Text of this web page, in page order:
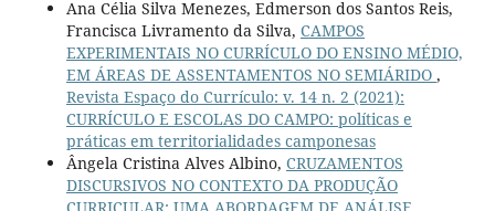
Ana Célia Silva Menezes, Edmerson dos Santos Reis,
Francisca Livramento da Silva, CAMPOS
EXPERIMENTAIS NO CURRÍCULO DO ENSINO MÉDIO,
EM ÁREAS DE ASSENTAMENTOS NO SEMIÁRIDO ,
Revista Espaço do Currículo: v. 14 n. 2 (2021):
CURRÍCULO E ESCOLAS DO CAMPO: políticas e
práticas em territorialidades camponesas
Ângela Cristina Alves Albino, CRUZAMENTOS
DISCURSIVOS NO CONTEXTO DA PRODUÇÃO